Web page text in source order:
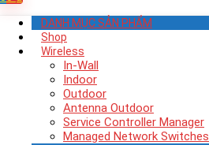
DANH MỤC SẢN PHẨM
Shop
Wireless
In-Wall
Indoor
Outdoor
Antenna Outdoor
Service Controller Manager
Managed Network Switches